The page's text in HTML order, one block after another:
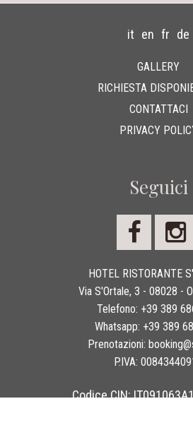
it en fr de
GALLERY
RICHIESTA
CONTATTACI
PRIVACY
Seguici
HOTEL RISTORANTE
Via S'Ortale, 3 - 08028 -
Telefono: +39 389
Whatsapp: +39 389
Prenotazioni:
P.IVA:
Codice CIN: